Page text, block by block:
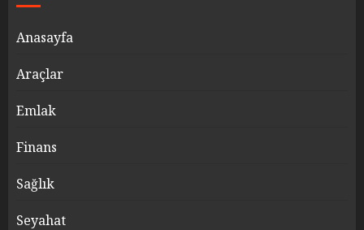
Anasayfa
Araçlar
Emlak
Finans
Sağlık
Seyahat